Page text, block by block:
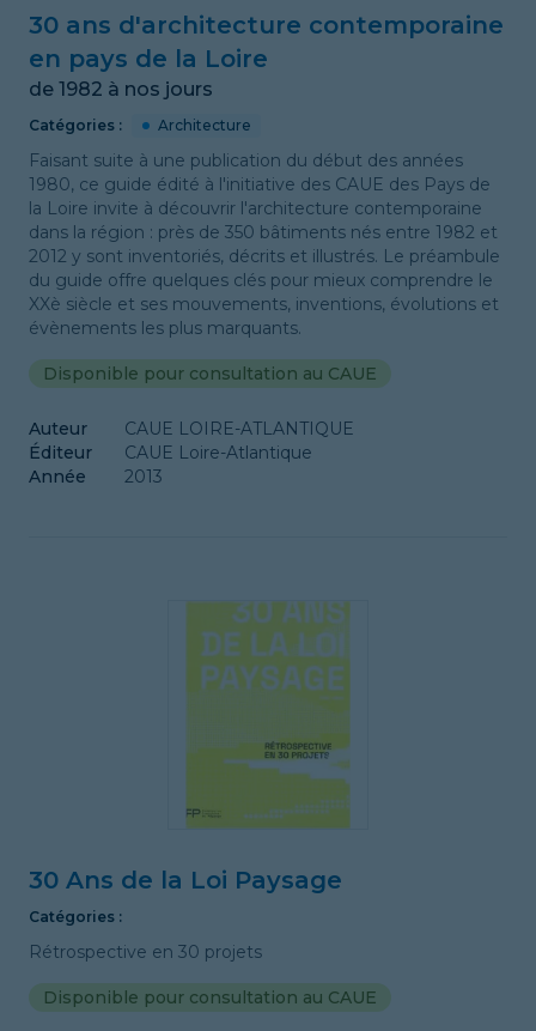
30 ans d'architecture contemporaine
en pays de la Loire
de 1982 à nos jours
Catégories : Architecture
Faisant suite à une publication du début des années
1980, ce guide édité à l'initiative des CAUE des Pays de
la Loire invite à découvrir l'architecture contemporaine
dans la région : près de 350 bâtiments nés entre 1982 et
2012 y sont inventoriés, décrits et illustrés. Le préambule
du guide offre quelques clés pour mieux comprendre le
XXè siècle et ses mouvements, inventions, évolutions et
évènements les plus marquants.
Disponible pour consultation au CAUE
Auteur
CAUE LOIRE-ATLANTIQUE
Éditeur
CAUE Loire-Atlantique
Année
2013
30 Ans de la Loi Paysage
Catégories :
Rétrospective en 30 projets
Disponible pour consultation au CAUE